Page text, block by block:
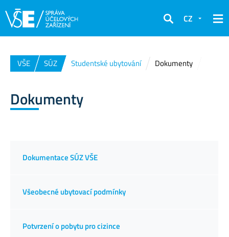
Hledat
CZ
VŠE SÚZ Studentské ubytování Dokumenty
Dokumenty
Dokumentace SÚZ VŠE
Všeobecné ubytovací podmínky
Potvrzení o pobytu pro cizince